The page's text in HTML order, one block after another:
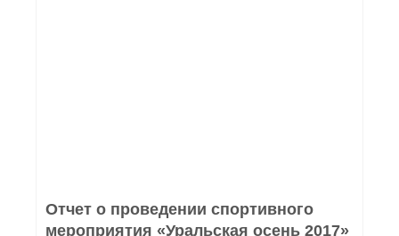
Отчет о проведении спортивного
мероприятия «Уральская осень 2017»